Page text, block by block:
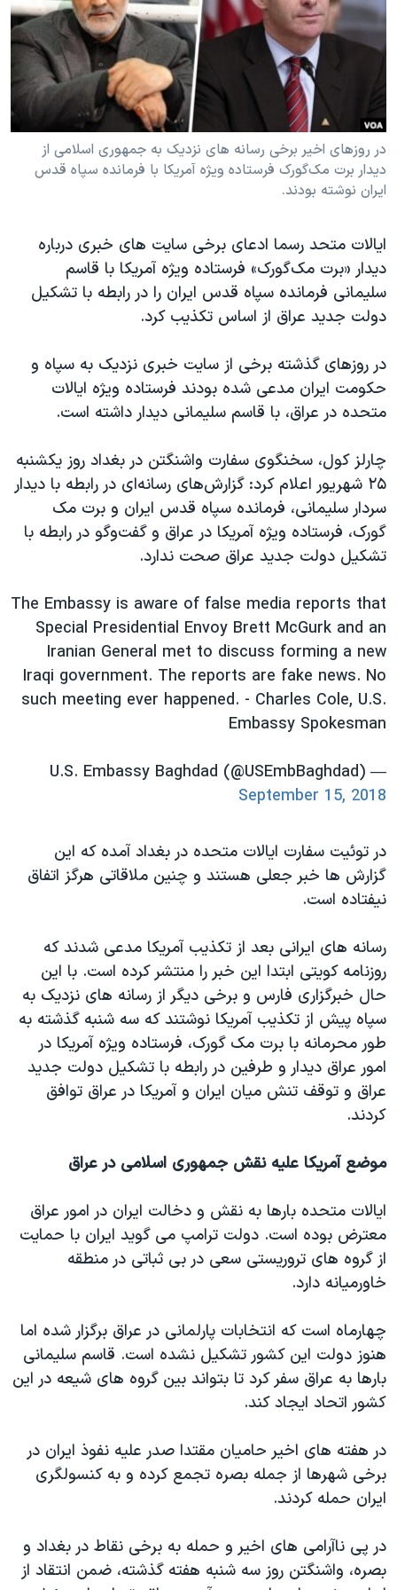
فرهنگ و زندگی
حقوق شهروندی
علم و فناوری
اسرائیل در جنگ
گالری عکس
مستندها
انتخابات ریاست جمهوری آمریکا ۲۰۲۴
حمله جمهوری اسلامی به اسرائیل
ورزش زنان در ایران
اعتراضات زن، زندگی، آزادی
تریبونال مردمی آبان ۹۸
دادگاه حمید نوری
چهل سال گروگان‌گیری
اعتراضات مردمی آبان ۹۸
اسرائیل در جنگ
همایش محافظه‌کاران آمریکا «سی‌پک»
صفحه‌های ویژه
سفر پرزیدنت ترامپ به چین
دنبال کنید
زبانهای مختلف
در روزهای اخیر برخی رسانه های نزدیک به جمهوری اسلامی از
دیدار برت مک‌گورک فرستاده ویژه آمریکا با فرمانده سپاه قدس
ایران نوشته بودند.
ایالات متحد رسما ادعای برخی سایت های خبری درباره
دیدار «برت مک‌گورک» فرستاده ویژه آمریکا با قاسم
سلیمانی فرمانده سپاه قدس ایران را در رابطه با تشکیل
دولت جدید عراق از اساس تکذیب کرد.
در روزهای گذشته برخی از سایت خبری نزدیک به سپاه و
حکومت ایران مدعی شده بودند فرستاده ویژه ایالات
متحده در عراق، با قاسم سلیمانی دیدار داشته است.
چارلز کول، سخنگوی سفارت واشنگتن در بغداد روز یکشنبه
۲۵ شهریور اعلام کرد: گزارش‌های رسانه‌ای در رابطه با دیدار
سردار سلیمانی، فرمانده سپاه قدس ایران و برت مک
گورک، فرستاده ویژه آمریکا در عراق و گفت‌وگو در رابطه با
تشکیل دولت جدید عراق صحت ندارد.
The Embassy is aware of false media reports that
Special Presidential Envoy Brett McGurk and an
Iranian General met to discuss forming a new
Iraqi government. The reports are fake news. No
such meeting ever happened. - Charles Cole, U.S.
Embassy Spokesman
— U.S. Embassy Baghdad (@USEmbBaghdad)
September 15, 2018
در توئیت سفارت ایالات متحده در بغداد آمده که این
گزارش ها خبر جعلی هستند و چنین ملاقاتی هرگز اتفاق
نیفتاده است.
رسانه های ایرانی بعد از تکذیب آمریکا مدعی شدند که
روزنامه کویتی ابتدا این خبر را منتشر کرده است. با این
حال خبرگزاری فارس و برخی دیگر از رسانه های نزدیک به
سپاه پیش از تکذیب آمریکا نوشتند که سه شنبه گذشته به
طور محرمانه با برت مک گورک، فرستاده ویژه آمریکا در
امور عراق دیدار و طرفین در رابطه با تشکیل دولت جدید
عراق و توقف تنش میان ایران و آمریکا در عراق توافق
کردند.
موضع آمریکا علیه نقش جمهوری اسلامی در عراق
ایالات متحده بارها به نقش و دخالت ایران در امور عراق
معترض بوده است. دولت ترامپ می گوید ایران با حمایت
از گروه های تروریستی سعی در بی ثباتی در منطقه
خاورمیانه دارد.
چهارماه است که انتخابات پارلمانی در عراق برگزار شده اما
هنوز دولت این کشور تشکیل نشده است. قاسم سلیمانی
بارها به عراق سفر کرد تا بتواند بین گروه های شیعه در این
کشور اتحاد ایجاد کند.
در هفته های اخیر حامیان مقتدا صدر علیه نفوذ ایران در
برخی شهرها از جمله بصره تجمع کرده و به کنسولگری
ایران حمله کردند.
در پی ناآرامی های اخیر و حمله به برخی نقاط در بغداد و
بصره، واشنگتن روز سه شنبه هفته گذشته، ضمن انتقاد از